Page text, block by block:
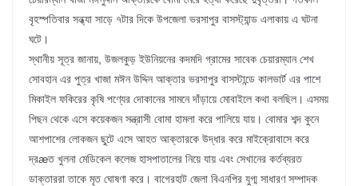
বৃহস্পতিবার সন্ধ্যা সাড়ে ৭টার দিকে উপজেলা ভরসাপুর বাসস্ট্যান্ড এলাকায় এ ঘটনা
ঘটে।
স্থানীয় সূত্র জানায়, উজলকুড় ইউনিয়নের কদমদি গ্রামের সাবেক চেয়ারম্যান শেখ
সোবহান এর পুত্র খাজা মঈন উদ্দিন আক্তার ভরসাপুর বাসস্টান্ডে কালভার্ট এর পাশে
মিকাইল ফকিরের কৃষি পণ্যের দোকানের সামনে দাঁড়ায়ে মোবাইলে কথা বলছিল। এসময়
পিছন থেকে এসে কয়েকজন সন্ত্রাসী বোমা হামলা করে পালিয়ে যায়। বোমার শব্দ কুনে
আশপাশের লোকজন ছুটে এসে আহত আক্তারকে উদ্ধার করে মাইক্রোবাসে করে
দ্রæত খুলনা মেডিকেল কলেজ হাসপাতালের নিয়ে যায় এবং সেখানের কর্তব্যরত
ডাক্তাররা তাকে মৃত ঘোষণা করে। বাগেরহাট জেলা বিএনপির যুগ্ম সাধারণ সম্পাদক